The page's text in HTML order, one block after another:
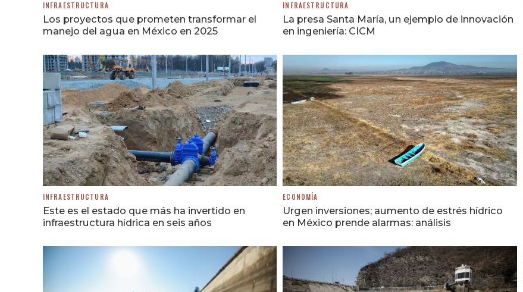
INFRAESTRUCTURA
Los proyectos que prometen transformar el
manejo del agua en México en 2025
INFRAESTRUCTURA
La presa Santa María, un ejemplo de innovación
en ingeniería: CICM
INFRAESTRUCTURA
Este es el estado que más ha invertido en
infraestructura hídrica en seis años
ECONOMÍA
Urgen inversiones; aumento de estrés hídrico
en México prende alarmas: análisis